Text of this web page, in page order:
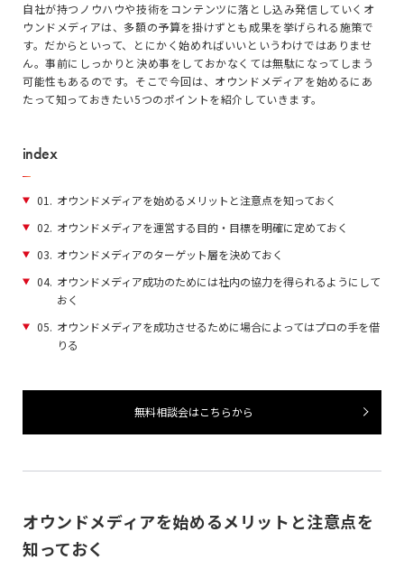
自社が持つノウハウや技術をコンテンツに落とし込み発信していくオ
ウンドメディアは、多額の予算を掛けずとも成果を挙げられる施策で
す。だからといって、とにかく始めればいいというわけではありませ
ん。事前にしっかりと決め事をしておかなくては無駄になってしまう
可能性もあるのです。そこで今回は、オウンドメディアを始めるにあ
たって知っておきたい5つのポイントを紹介していきます。
index
01. オウンドメディアを始めるメリットと注意点を知っておく
02. オウンドメディアを運営する目的・目標を明確に定めておく
03. オウンドメディアのターゲット層を決めておく
04. オウンドメディア成功のためには社内の協力を得られるようにして
おく
05. オウンドメディアを成功させるために場合によってはプロの手を借
りる
無料相談会はこちらから
オウンドメディアを始めるメリットと注意点を
知っておく